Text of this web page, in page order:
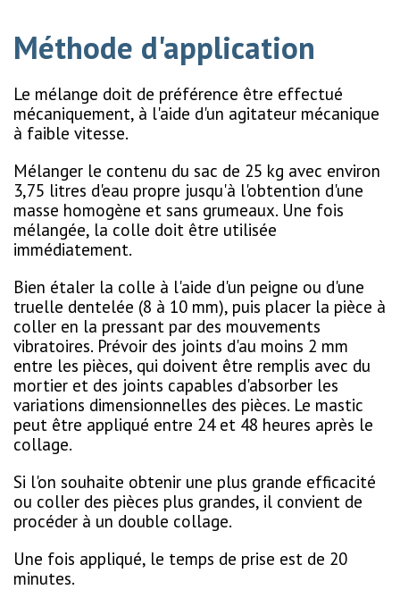
Méthode d'application
Le mélange doit de préférence être effectué
mécaniquement, à l'aide d'un agitateur mécanique
à faible vitesse.
Mélanger le contenu du sac de 25 kg avec environ
3,75 litres d'eau propre jusqu'à l'obtention d'une
masse homogène et sans grumeaux. Une fois
mélangée, la colle doit être utilisée
immédiatement.
Bien étaler la colle à l'aide d'un peigne ou d'une
truelle dentelée (8 à 10 mm), puis placer la pièce à
coller en la pressant par des mouvements
vibratoires. Prévoir des joints d'au moins 2 mm
entre les pièces, qui doivent être remplis avec du
mortier et des joints capables d'absorber les
variations dimensionnelles des pièces. Le mastic
peut être appliqué entre 24 et 48 heures après le
collage.
Si l'on souhaite obtenir une plus grande efficacité
ou coller des pièces plus grandes, il convient de
procéder à un double collage.
Une fois appliqué, le temps de prise est de 20
minutes.